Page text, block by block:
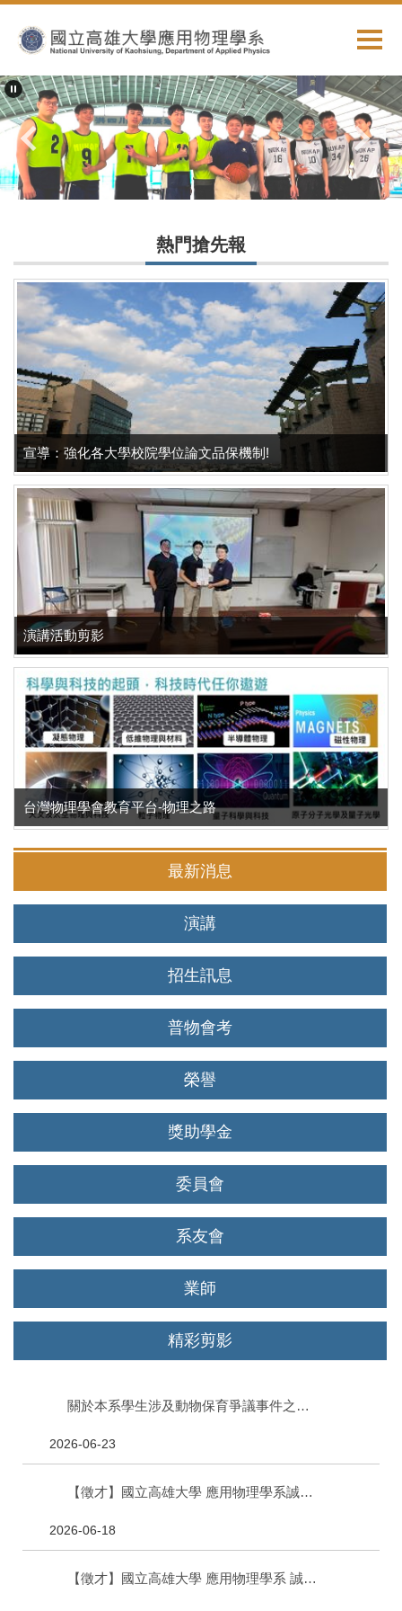
到
要
內
容
區
熱門搶先報
宣導：強化各大學校院學位論文品保機制!
演講活動剪影
台灣物理學會教育平台-物理之路
最新消息
演講
招生訊息
普物會考
榮譽
獎助學金
委員會
系友會
業師
精彩剪影
關於本系學生涉及動物保育爭議事件之說明
2026-06-23
【徵才】國立高雄大學 應用物理學系誠徵"兼任教師"一名(公告截止至115/07/31)
2026-06-18
【徵才】國立高雄大學 應用物理學系 誠徵專任教師一名(公告截止至115/07/03)